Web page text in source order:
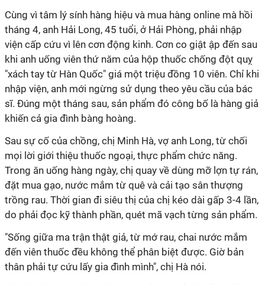
Cùng vì tâm lý sính hàng hiệu và mua hàng online mà hồi
tháng 4, anh Hải Long, 45 tuổi, ở Hải Phòng, phải nhập
viện cấp cứu vì lên cơn động kinh. Cơn co giật ập đến sau
khi anh uống viên thứ năm của hộp thuốc chống đột quỵ
"xách tay từ Hàn Quốc" giá một triệu đồng 10 viên. Chỉ khi
nhập viện, anh mới ngừng sử dụng theo yêu cầu của bác
sĩ. Đúng một tháng sau, sản phẩm đó công bố là hàng giả
khiến cả gia đình bàng hoàng.
Sau sự cố của chồng, chị Minh Hà, vợ anh Long, từ chối
mọi lời giới thiệu thuốc ngoại, thực phẩm chức năng.
Trong ăn uống hàng ngày, chị quay về dùng mỡ lợn tự rán,
đặt mua gạo, nước mắm từ quê và cải tạo sân thượng
trồng rau. Thời gian đi siêu thị của chị kéo dài gấp 3-4 lần,
do phải đọc kỹ thành phần, quét mã vạch từng sản phẩm.
"Sống giữa ma trận thật giả, từ mớ rau, chai nước mắm
đến viên thuốc đều không thể phân biệt được. Giờ bản
thân phải tự cứu lấy gia đình mình", chị Hà nói.